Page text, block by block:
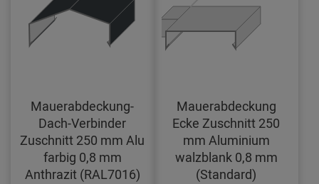
Mauerabdeckung-
Dach-Verbinder
Zuschnitt 250 mm Alu
farbig 0,8 mm
Anthrazit (RAL7016)
Mauerabdeckung
Ecke Zuschnitt 250
mm Aluminium
walzblank 0,8 mm
(Standard)